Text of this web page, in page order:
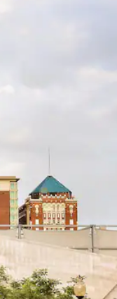
करके एक्सप्लोर करें।